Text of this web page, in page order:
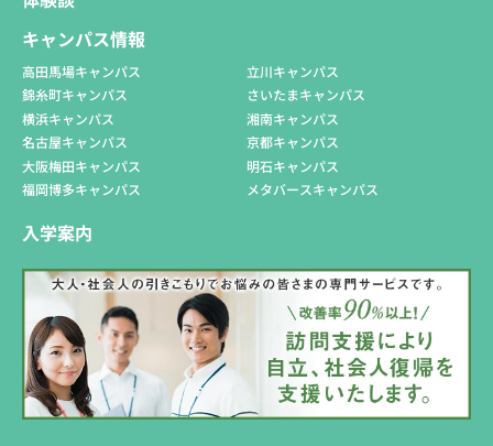
キャンパス情報
高田馬場キャンパス
立川キャンパス
錦糸町キャンパス
さいたまキャンパス
横浜キャンパス
湘南キャンパス
名古屋キャンパス
京都キャンパス
大阪梅田キャンパス
明石キャンパス
福岡博多キャンパス
メタバースキャンパス
入学案内